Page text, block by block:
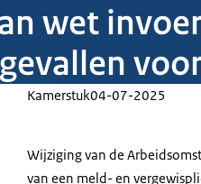
wet
Kamerstuk04-07-2025
Wijziging van de
van een meld- en